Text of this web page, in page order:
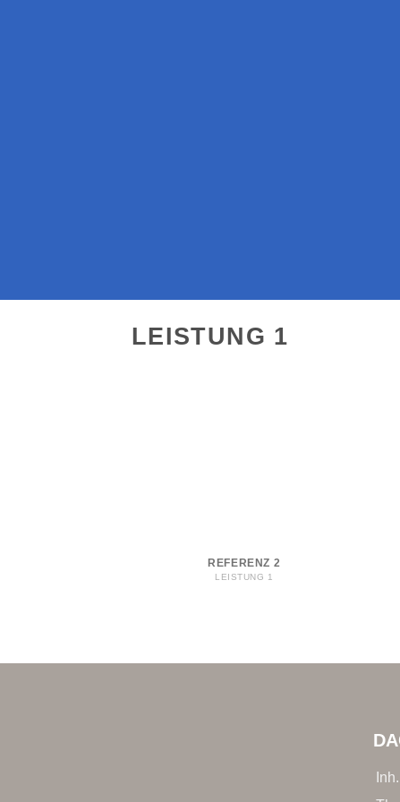
LEISTUNG 1
REFERENZ 2
LEISTUNG 1